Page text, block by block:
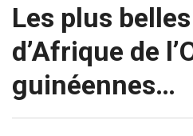
Les plus
d’Afrique de
guinéennes…